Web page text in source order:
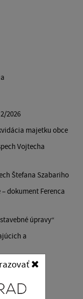
2026
majetku obce
Vojtecha
Štefana Szabariho
dokument Ferenca
úpravy“
a
dopyty